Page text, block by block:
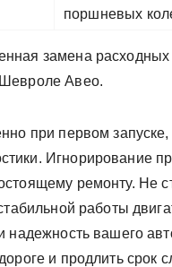
поршневых
замена
Шевроле Авео.
при первом запуске,
Игнорирование
ремонту. Не
работы
надежность вашего
и продлить срок